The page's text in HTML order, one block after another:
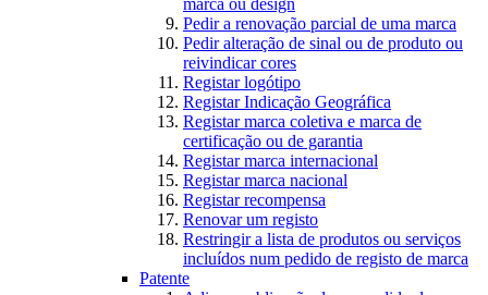
marca ou design
Pedir a renovação parcial de uma marca
Pedir alteração de sinal ou de produto ou
reivindicar cores
Registar logótipo
Registar Indicação Geográfica
Registar marca coletiva e marca de
certificação ou de garantia
Registar marca internacional
Registar marca nacional
Registar recompensa
Renovar um registo
Restringir a lista de produtos ou serviços
incluídos num pedido de registo de marca
Patente